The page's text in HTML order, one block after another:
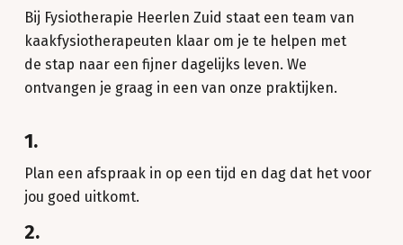
Bij Fysiotherapie Heerlen Zuid staat een team van
kaakfysiotherapeuten klaar om je te helpen met
de stap naar een fijner dagelijks leven. We
ontvangen je graag in een van onze praktijken.
1.
Plan een afspraak in op een tijd en dag dat het voor
jou goed uitkomt.
2.